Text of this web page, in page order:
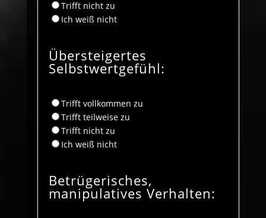
Trifft nicht zu
Ich weiß nicht
Übersteigertes
Selbstwertgefühl:
Trifft vollkommen zu
Trifft teilweise zu
Trifft nicht zu
Ich weiß nicht
Betrügerisches,
manipulatives Verhalten: